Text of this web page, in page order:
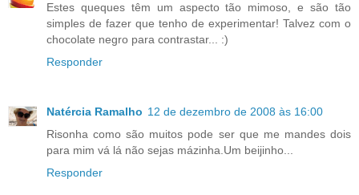
Estes queques têm um aspecto tão mimoso, e são tão
simples de fazer que tenho de experimentar! Talvez com o
chocolate negro para contrastar... :)
Responder
Natércia Ramalho 12 de dezembro de 2008 às 16:00
Risonha como são muitos pode ser que me mandes dois
para mim vá lá não sejas mázinha.Um beijinho...
Responder